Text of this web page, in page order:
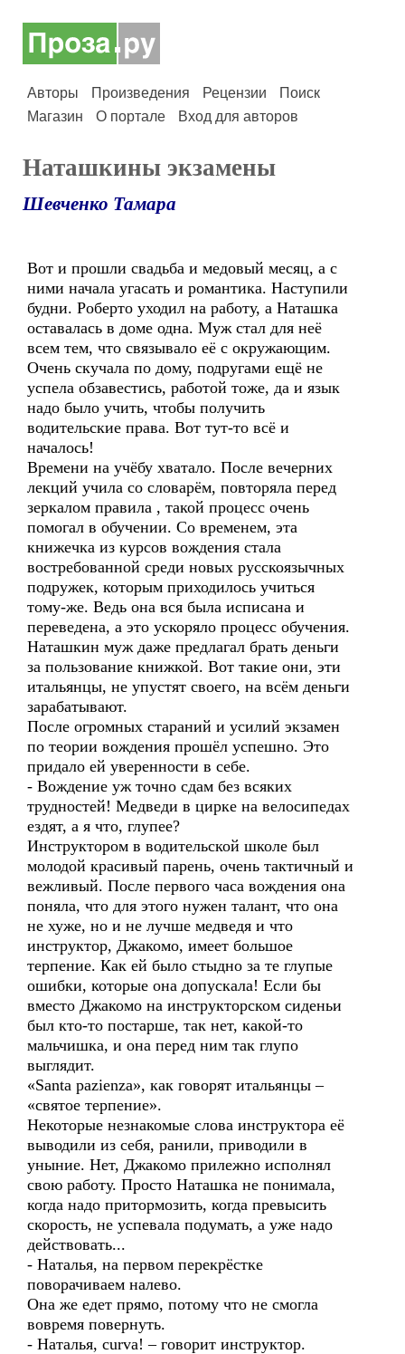
Авторы Произведения Рецензии
Поиск
Магазин
О портале Вход для авторов
Наташкины экзамены
Шевченко Тамара
Вот и прошли свадьба и медовый месяц, а с
ними начала угасать и романтика. Наступили
будни. Роберто уходил на работу, а Наташка
оставалась в доме одна. Муж стал для неё
всем тем, что связывало её с окружающим.
Очень скучала по дому, подругами ещё не
успела обзавестись, работой тоже, да и язык
надо было учить, чтобы получить
водительские права. Вот тут-то всё и
началось!
Времени на учёбу хватало. После вечерних
лекций учила со словарём, повторяла перед
зеркалом правила , такой процесс очень
помогал в обучении. Со временем, эта
книжечка из курсов вождения стала
востребованной среди новых русскоязычных
подружек, которым приходилось учиться
тому-же. Ведь она вся была исписана и
переведена, а это ускоряло процесс обучения.
Наташкин муж даже предлагал брать деньги
за пользование книжкой. Вот такие они, эти
итальянцы, не упустят своего, на всём деньги
зарабатывают.
После огромных стараний и усилий экзамен
по теории вождения прошёл успешно. Это
придало ей уверенности в себе.
- Вождение уж точно сдам без всяких
трудностей! Медведи в цирке на велосипедах
ездят, а я что, глупее?
Инструктором в водительской школе был
молодой красивый парень, очень тактичный и
вежливый. После первого часа вождения она
поняла, что для этого нужен талант, что она
не хуже, но и не лучше медведя и что
инструктор, Джакомо, имеет большое
терпение. Как ей было стыдно за те глупые
ошибки, которые она допускала! Если бы
вместо Джакомо на инструкторском сиденьи
был кто-то постарше, так нет, какой-то
мальчишка, и она перед ним так глупо
выглядит.
«Santa pazienza», как говорят итальянцы –
«святое терпение».
Некоторые незнакомые слова инструктора её
выводили из себя, ранили, приводили в
уныние. Нет, Джакомо прилежно исполнял
свою работу. Просто Наташка не понимала,
когда надо притормозить, когда превысить
скорость, не успевала подумать, а уже надо
действовать...
- Наталья, на первом перекрёстке
поворачиваем налево.
Она же едет прямо, потому что не смогла
вовремя повернуть.
- Наталья, curva! – говорит инструктор.